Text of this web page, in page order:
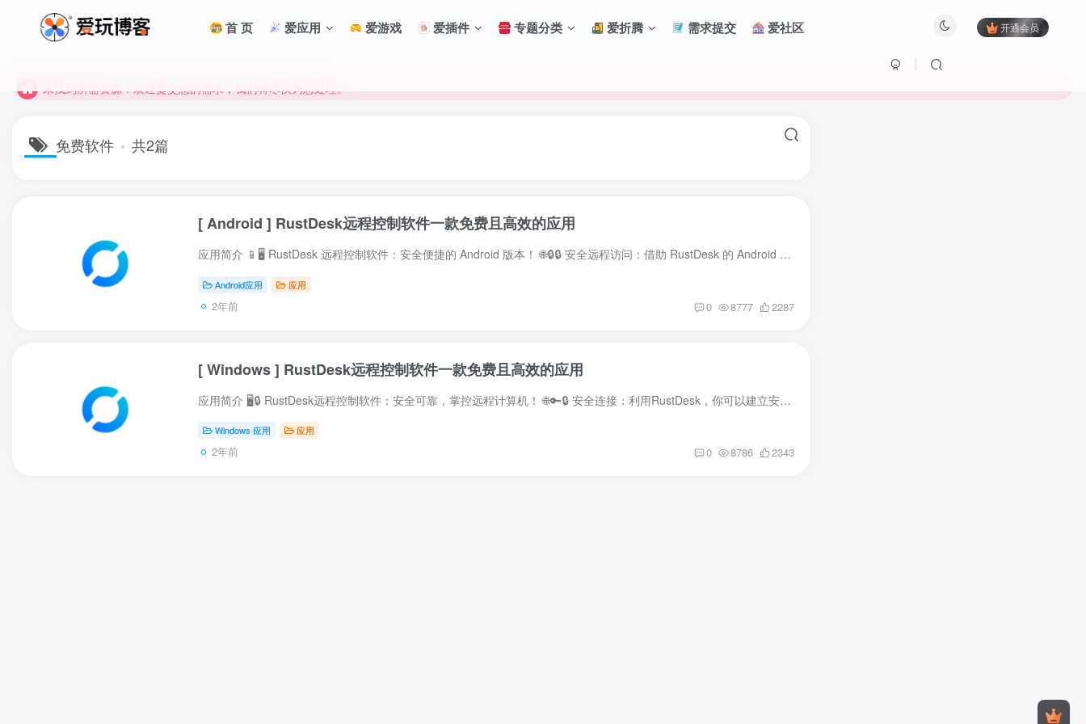
首 页 爱应用 爱游戏 爱插件 专题分类 爱折腾 需求提交 爱社区 开通会员
未找到所需资源？欢迎提交您的需求，我们将尽快为您处理。
免费软件 共2篇
[ Android ] RustDesk远程控制软件一款免费且高效的应用
应用简介 📱🖥️ RustDesk 远程控制软件：安全便捷的 Android 版本！ 🌐🔒🔒 安全远程访问：借助 RustDesk 的 Android 版本，你可以安全地远程访问你的计算机，保护你的数据隐私，无论身在何处...
Android应用 应用
2年前 0 8777 2287
[ Windows ] RustDesk远程控制软件一款免费且高效的应用
应用简介 🖥️🔒 RustDesk远程控制软件：安全可靠，掌控远程计算机！ 🌐🔑🔒 安全连接：利用RustDesk，你可以建立安全加密的远程连接，保护你的数据和隐私，让远程访问更加安全可靠！🔌 简单易...
Windows 应用 应用
2年前 0 8786 2343